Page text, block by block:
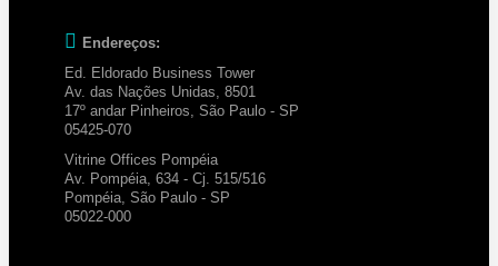
Endereços:
Ed. Eldorado Business Tower
Av. das Nações Unidas, 8501
17º andar Pinheiros, São Paulo - SP
05425-070
Vitrine Offices Pompéia
Av. Pompéia, 634 - Cj. 515/516
Pompéia, São Paulo - SP
05022-000